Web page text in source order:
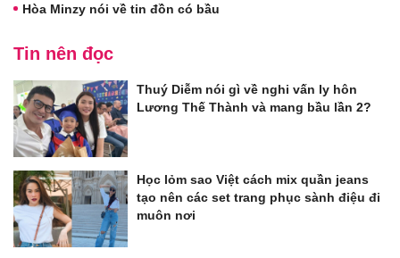
Hòa Minzy nói về tin đồn có bầu
Tin nên đọc
Thuý Diễm nói gì về nghi vấn ly hôn
Lương Thế Thành và mang bầu lần 2?
Học lỏm sao Việt cách mix quần jeans
tạo nên các set trang phục sành điệu đi
muôn nơi